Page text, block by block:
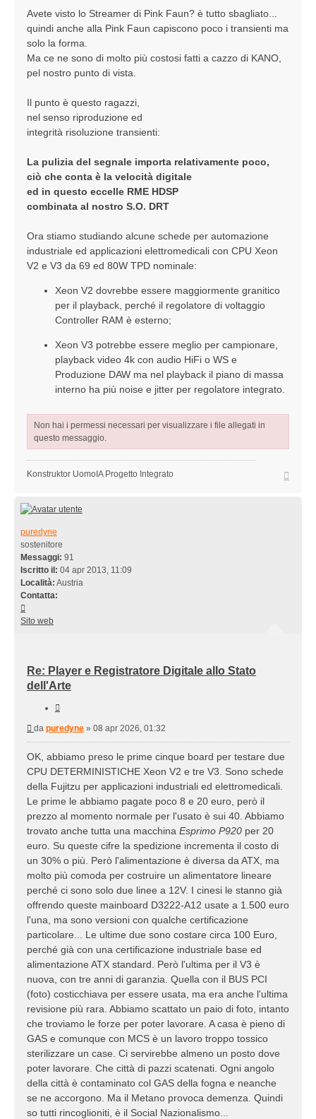
Avete visto lo Streamer di Pink Faun? è tutto sbagliato...
quindi anche alla Pink Faun capiscono poco i transienti ma
solo la forma.
Ma ce ne sono di molto più costosi fatti a cazzo di KANO,
pel nostro punto di vista.
Il punto è questo ragazzi,
nel senso riproduzione ed
integrità risoluzione transienti:
La pulizia del segnale importa relativamente poco,
ciò che conta è la velocità digitale
ed in questo eccelle RME HDSP
combinata al nostro S.O. DRT
Ora stiamo studiando alcune schede per automazione
industriale ed applicazioni elettromedicali con CPU Xeon
V2 e V3 da 69 ed 80W TPD nominale:
Xeon V2 dovrebbe essere maggiormente granitico
per il playback, perché il regolatore di voltaggio
Controller RAM è esterno;
Xeon V3 potrebbe essere meglio per campionare,
playback video 4k con audio HiFi o WS e
Produzione DAW ma nel playback il piano di massa
interno ha più noise e jitter per regolatore integrato.
Non hai i permessi necessari per visualizzare i file allegati in
questo messaggio.
Konstruktor UomoIA Progetto Integrato
puredyne
sostenitore
Messaggi: 91
Iscritto il: 04 apr 2013, 11:09
Località: Austria
Contatta:
puredyne
Sito web
Re: Player e Registratore Digitale allo Stato
dell'Arte
Messaggio
da puredyne » 08 apr 2026, 01:32
OK, abbiamo preso le prime cinque board per testare due
CPU DETERMINISTICHE Xeon V2 e tre V3. Sono schede
della Fujitzu per applicazioni industriali ed elettromedicali.
Le prime le abbiamo pagate poco 8 e 20 euro, però il
prezzo al momento normale per l'usato è sui 40. Abbiamo
trovato anche tutta una macchina Esprimo P920 per 20
euro. Su queste cifre la spedizione incrementa il costo di
un 30% o più. Però l'alimentazione è diversa da ATX, ma
molto più comoda per costruire un alimentatore lineare
perché ci sono solo due linee a 12V. I cinesi le stanno già
offrendo queste mainboard D3222-A12 usate a 1.500 euro
l'una, ma sono versioni con qualche certificazione
particolare... Le ultime due sono costare circa 100 Euro,
perché già con una certificazione industriale base ed
alimentazione ATX standard. Però l'ultima per il V3 è
nuova, con tre anni di garanzia. Quella con il BUS PCI
(foto) costicchiava per essere usata, ma era anche l'ultima
revisione più rara. Abbiamo scattato un paio di foto, intanto
che troviamo le forze per poter lavorare. A casa è pieno di
GAS e comunque con MCS è un lavoro troppo tossico
sterilizzare un case. Ci servirebbe almeno un posto dove
poter lavorare. Che città di pazzi scatenati. Ogni angolo
della città è contaminato col GAS della fogna e neanche
se ne accorgono. Ma il Metano provoca demenza. Quindi
so tutti rincoglioniti, è il Social Nazionalismo...